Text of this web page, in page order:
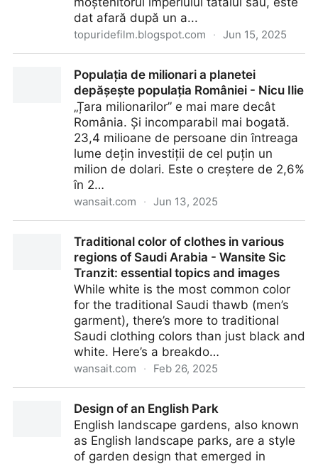
dat afară după un a...
topuridefilm.blogspot.com · Jun 15, 2025
filme românești în cinematografe în primul semestru
Populația de milionari a planetei
depășește populația României - Nicu Ilie
„Țara milionarilor” e mai mare decât
România. Și incomparabil mai bogată.
23,4 milioane de persoane din întreaga
lume dețin investiții de cel puțin un
milion de dolari. Este o creștere de 2,6%
în 2…
wansait.com · Jun 13, 2025
României - Nicu IlieTraditional color of clothes in various
regions of Saudi Arabia - Wansite Sic
Tranzit: essential topics and images
While white is the most common color
for the traditional Saudi thawb (men’s
garment), there’s more to traditional
Saudi clothing colors than just black and
white. Here’s a breakdo…
wansait.com · Feb 26, 2025
Saudi Arabia - Wansite Sic Tranzit: essential topics
and images
Design of an English Park
English landscape gardens, also known
as English landscape parks, are a style
of garden design that emerged in